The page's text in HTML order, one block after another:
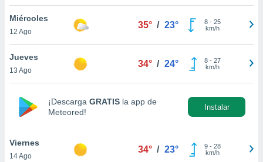
de
aceptar
de
Miércoles
12 Ago
35° / 23° 8- 25
km/h
Jueves
13 Ago
34° / 24° 8- 27
km/h
¡Descarga GRATIS la app de
Meteored!
Instalar
Viernes
14 Ago
34° / 23° 9- 28
km/h